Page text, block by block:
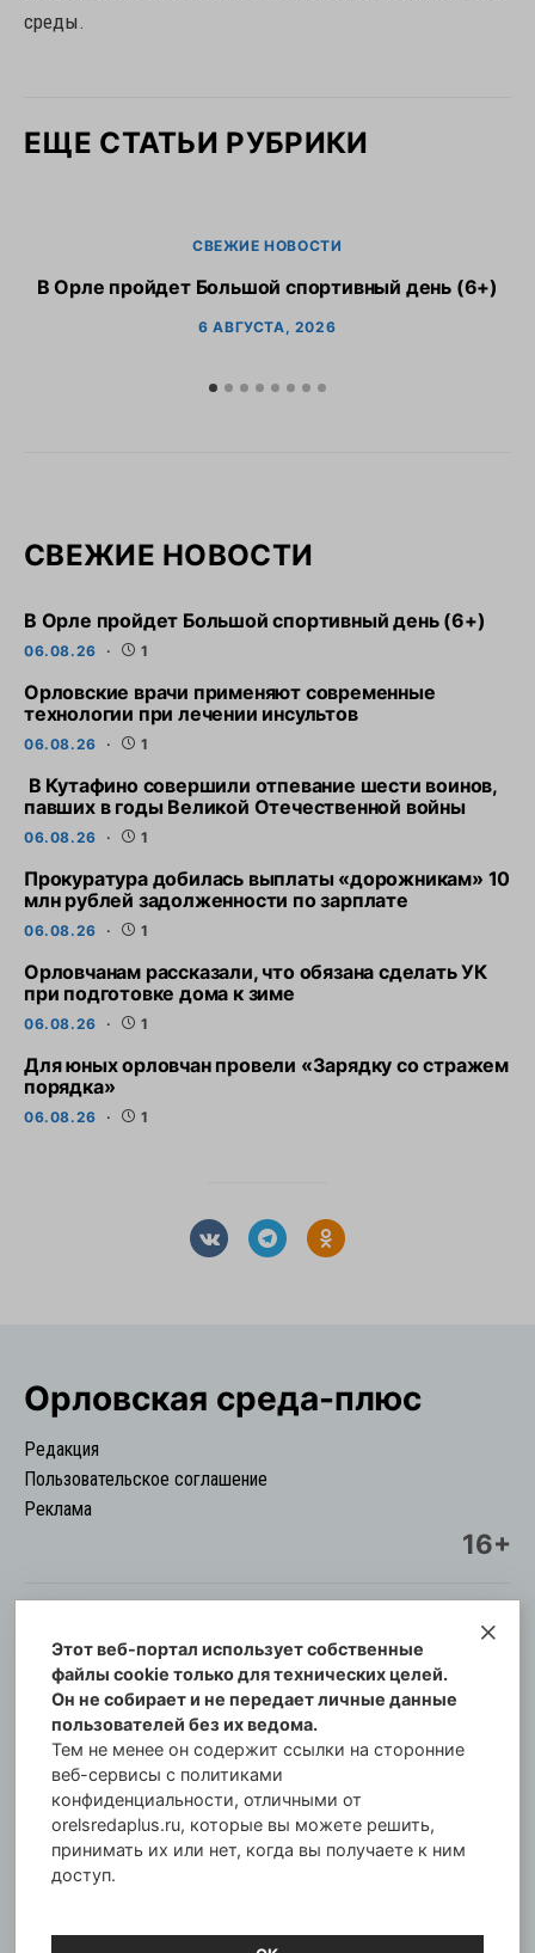
среды.
ЕЩЕ СТАТЬИ РУБРИКИ
СВЕЖИЕ НОВОСТИ
В Орле пройдет Большой спортивный день (6+)
6 АВГУСТА, 2026
СВЕЖИЕ НОВОСТИ
В Орле пройдет Большой спортивный день (6+)
06.08.26 1
Орловские врачи применяют современные
технологии при лечении инсультов
06.08.26 1
В Кутафино совершили отпевание шести воинов,
павших в годы Великой Отечественной войны
06.08.26 1
Прокуратура добилась выплаты «дорожникам» 10
млн рублей задолженности по зарплате
06.08.26 1
Орловчанам рассказали, что обязана сделать УК
при подготовке дома к зиме
06.08.26 1
Для юных орловчан провели «Зарядку со стражем
порядка»
06.08.26 1
Орловская cреда-плюс
Редакция
Пользовательское соглашение
Реклама
16+
© Информационный городской портал
Орловская cреда-плюс, 2021-2026
Свидетельство о регистрации СМИ: ПИ №57-
00254 от 29 октября 2013 г.
Газета зарегистрирована Управлением
Федеральной службы по надзору в сфере связи,
информационных технологий и массовых
коммуникаций по Орловской области.
Главный редактор: Татьяна Филёва
Этот веб-портал использует собственные
файлы cookie только для технических целей.
Он не собирает и не передает личные данные
пользователей без их ведома.
Тем не менее он содержит ссылки на сторонние
веб-сервисы с политиками
конфиденциальности, отличными от
orelsredaplus.ru, которые вы можете решить,
принимать их или нет, когда вы получаете к ним
доступ.